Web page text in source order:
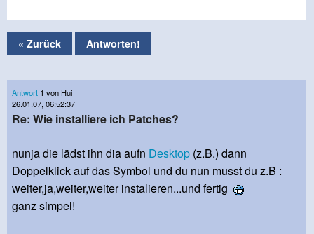
« Zurück Antworten!
Antwort 1 von Hui
26.01.07, 06:52:37
Re: Wie installiere ich Patches?
nunja die lädst ihn dia aufn Desktop (z.B.) dann
Doppelklick auf das Symbol und du nun musst du z.B :
weiter,ja,weiter,weiter instalieren...und fertig
ganz simpel!